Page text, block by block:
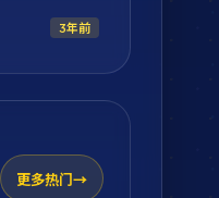
3年前
更多热门